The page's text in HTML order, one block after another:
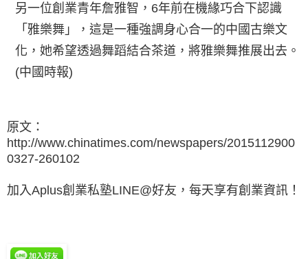
另一位創業青年詹雅智，6年前在機緣巧合下認識
「雅樂舞」，這是一種強調身心合一的中國古樂文
化，她希望透過舞蹈結合茶道，將雅樂舞推展出去。
(中國時報)
原文：
http://www.chinatimes.com/newspapers/2015112900
0327-260102
加入Aplus創業私塾LINE@好友，每天享有創業資訊！